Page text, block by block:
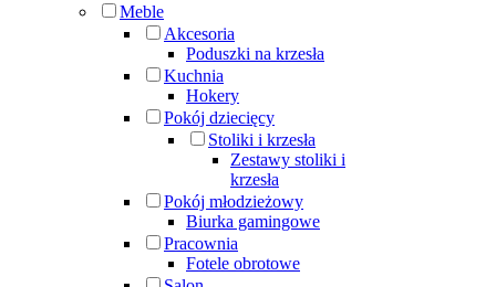
Meble
Akcesoria
Poduszki na krzesła
Kuchnia
Hokery
Pokój dziecięcy
Stoliki i krzesła
Zestawy stoliki i
krzesła
Pokój młodzieżowy
Biurka gamingowe
Pracownia
Fotele obrotowe